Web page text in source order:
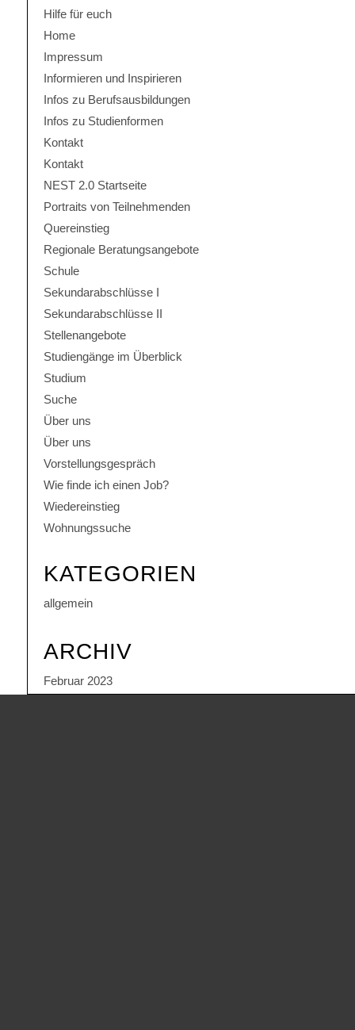
Hilfe für euch
Home
Impressum
Informieren und Inspirieren
Infos zu Berufsausbildungen
Infos zu Studienformen
Kontakt
Kontakt
NEST 2.0 Startseite
Portraits von Teilnehmenden
Quereinstieg
Regionale Beratungsangebote
Schule
Sekundarabschlüsse I
Sekundarabschlüsse II
Stellenangebote
Studiengänge im Überblick
Studium
Suche
Über uns
Über uns
Vorstellungsgespräch
Wie finde ich einen Job?
Wiedereinstieg
Wohnungssuche
KATEGORIEN
allgemein
ARCHIV
Februar 2023